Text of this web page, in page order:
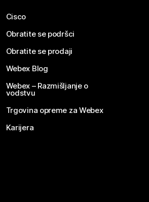
Cisco
Obratite se podršci
Obratite se prodaji
Webex Blog
Webex – Razmišljanje o
vodstvu
Trgovina opreme za Webex
Karijera